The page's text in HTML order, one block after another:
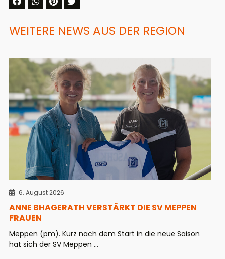
WEITERE NEWS AUS DER REGION
6. August 2026
ANNE BHAGERATH VERSTÄRKT DIE SV MEPPEN
FRAUEN
Meppen (pm). Kurz nach dem Start in die neue Saison
hat sich der SV Meppen ...